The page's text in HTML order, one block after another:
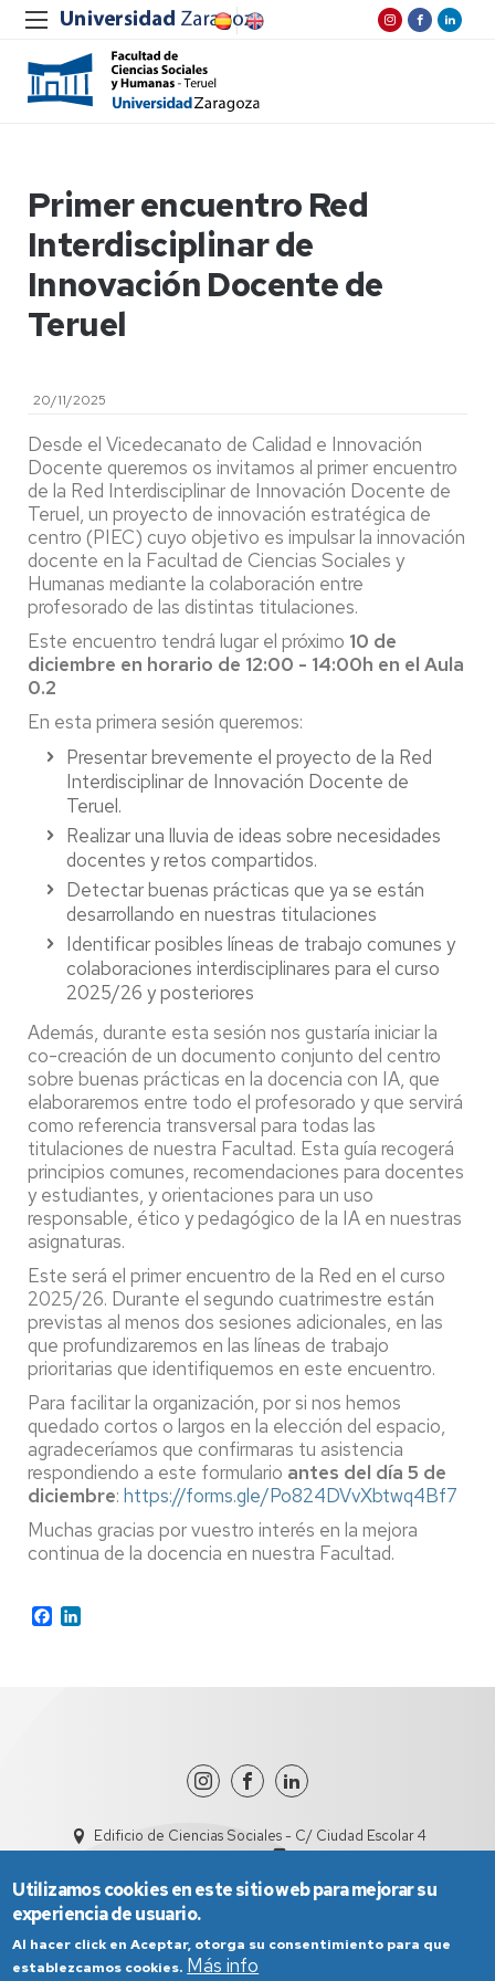
Primer encuentro Red
Interdisciplinar de
Innovación Docente de
Teruel
20/11/2025
Desde el Vicedecanato de Calidad e Innovación
Docente queremos os invitamos al primer encuentro
de la Red Interdisciplinar de Innovación Docente de
Teruel, un proyecto de innovación estratégica de
centro (PIEC) cuyo objetivo es impulsar la innovación
docente en la Facultad de Ciencias Sociales y
Humanas mediante la colaboración entre
profesorado de las distintas titulaciones.
Este encuentro tendrá lugar el próximo 10 de
diciembre en horario de 12:00 - 14:00h en el Aula
0.2
En esta primera sesión queremos:
Presentar brevemente el proyecto de la Red
Interdisciplinar de Innovación Docente de
Teruel.
Realizar una lluvia de ideas sobre necesidades
docentes y retos compartidos.
Detectar buenas prácticas que ya se están
desarrollando en nuestras titulaciones
Identificar posibles líneas de trabajo comunes y
colaboraciones interdisciplinares para el curso
2025/26 y posteriores
Además, durante esta sesión nos gustaría iniciar la
co-creación de un documento conjunto del centro
sobre buenas prácticas en la docencia con IA, que
elaboraremos entre todo el profesorado y que servirá
como referencia transversal para todas las
titulaciones de nuestra Facultad. Esta guía recogerá
principios comunes, recomendaciones para docentes
y estudiantes, y orientaciones para un uso
responsable, ético y pedagógico de la IA en nuestras
asignaturas.
Este será el primer encuentro de la Red en el curso
2025/26. Durante el segundo cuatrimestre están
previstas al menos dos sesiones adicionales, en las
que profundizaremos en las líneas de trabajo
prioritarias que identifiquemos en este encuentro.
Para facilitar la organización, por si nos hemos
quedado cortos o largos en la elección del espacio,
agradeceríamos que confirmaras tu asistencia
respondiendo a este formulario antes del día 5 de
diciembre: https://forms.gle/Po824DVvXbtwq4Bf7
Muchas gracias por vuestro interés en la mejora
continua de la docencia en nuestra Facultad.
Facebook
Edificio de Ciencias Sociales - C/ Ciudad Escolar 4
Utilizamos cookies en este sitio web para mejorar su
experiencia de usuario.
Al hacer click en Aceptar, otorga su consentimiento para que
establezcamos cookies. Más info